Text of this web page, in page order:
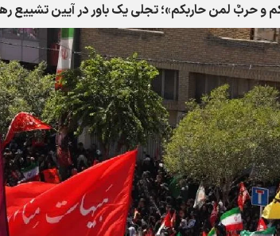
و حربٌ لمن حاربکم»؛ تجلی یک باور در آیین تشییع